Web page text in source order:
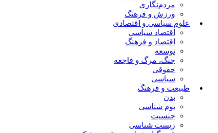
مردم‌نگاری
ورزش و فرهنگ
علوم سیاسی و اقتصادی
اقتصاد سیاسی
اقتصاد و فرهنگ
توسعه
جنگ، مرگ و فاجعه
حقوقی
سیاسی
طبیعت و فرهنگ
بدن
بوم شناسی
جنسیت
زیست شناسی